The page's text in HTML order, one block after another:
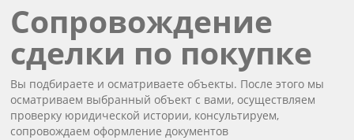
Сопровождение
сделки по покупке
Вы подбираете и осматриваете объекты. После этого мы
осматриваем выбранный объект с вами, осуществляем
проверку юридической истории, консультируем,
сопровождаем оформление документов